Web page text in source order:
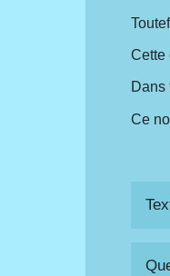
Cette
Dans
Ce